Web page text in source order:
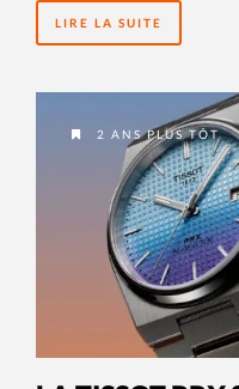
LIRE LA SUITE
2 ANS PLUS TÔT